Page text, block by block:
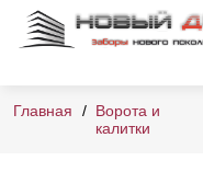
Главная
Ворота и
калитки